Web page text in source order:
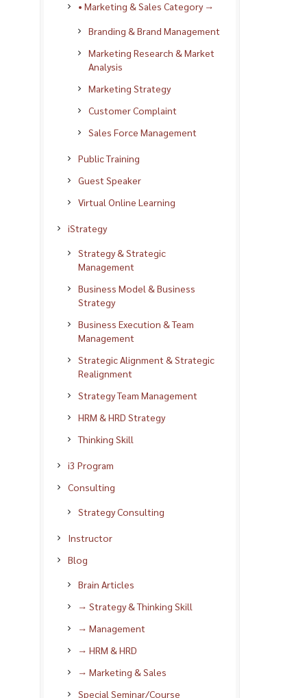
• Marketing & Sales Category →
Branding & Brand Management
Marketing Research & Market
Analysis
Marketing Strategy
Customer Complaint
Sales Force Management
Public Training
Guest Speaker
Virtual Online Learning
iStrategy
Strategy & Strategic
Management
Business Model & Business
Strategy
Business Execution & Team
Management
Strategic Alignment & Strategic
Realignment
Strategy Team Management
HRM & HRD Strategy
Thinking Skill
i3 Program
Consulting
Strategy Consulting
Instructor
Blog
Brain Articles
→ Strategy & Thinking Skill
→ Management
→ HRM & HRD
→ Marketing & Sales
Special Seminar/Course